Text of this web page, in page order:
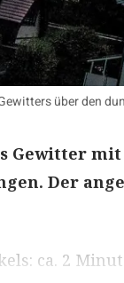
über den
Gewitter
Der
ca. 2